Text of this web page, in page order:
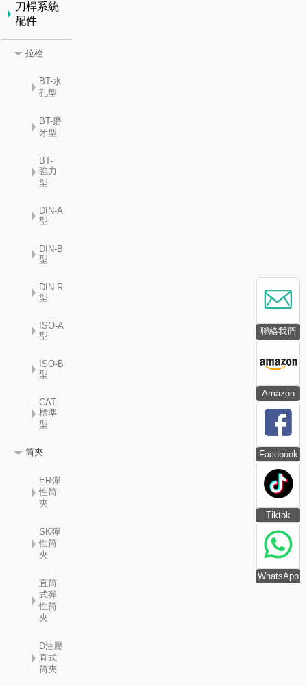
聯絡我們
Amazon
Facebook
Tiktok
WhatsApp
刀桿系統
配件
拉栓
BT-水
孔型
BT-磨
牙型
BT-
強力
型
DIN-A
型
DIN-B
型
DIN-R
型
ISO-A
型
ISO-B
型
CAT-
標準
型
筒夾
ER彈
性筒
夾
SK彈
性筒
夾
直筒
式彈
性筒
夾
D油壓
直式
筒夾